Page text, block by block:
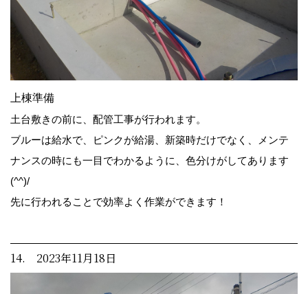
上棟準備
土台敷きの前に、配管工事が行われます。
ブルーは給水で、ピンクが給湯、新築時だけでなく、メンテ
ナンスの時にも一目でわかるように、色分けがしてあります
(^^)/
先に行われることで効率よく作業ができます！
14. 2023年11月18日